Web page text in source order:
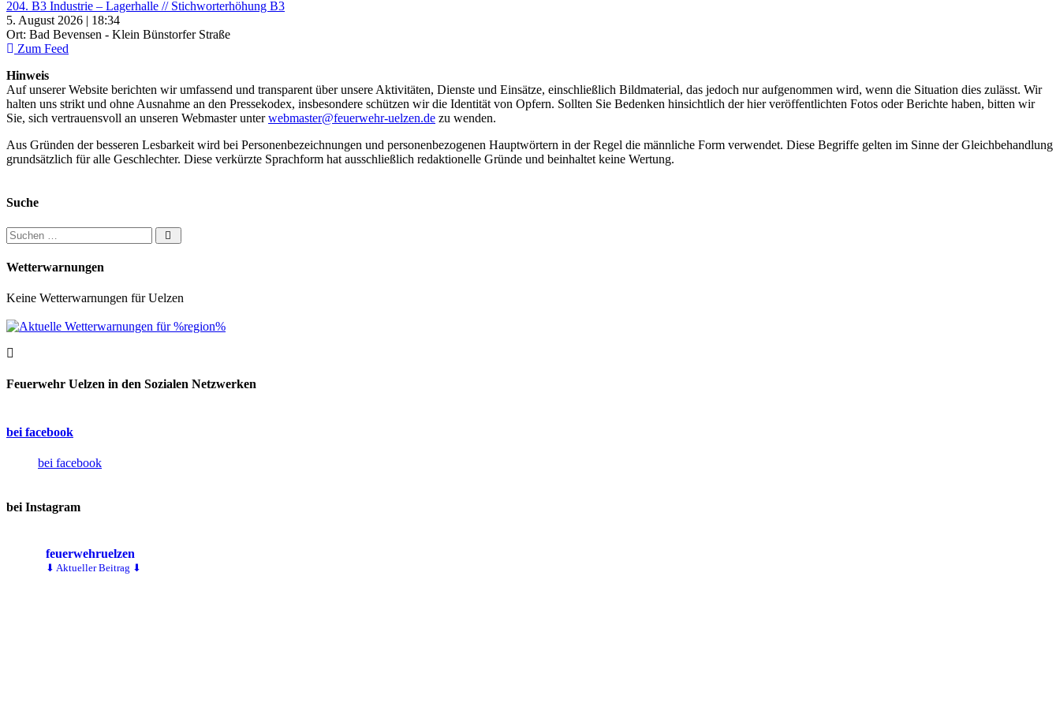
204. B3 Industrie – Lagerhalle // Stichworterhöhung B3
5. August 2026 | 18:34
Ort: Bad Bevensen - Klein Bünstorfer Straße
Zum Feed
Hinweis
Auf unserer Website berichten wir umfassend und transparent über unsere Aktivitäten, Dienste und Einsätze, einschließlich Bildmaterial, das jedoch nur aufgenommen wird, wenn die Situation dies zulässt. Wir
halten uns strikt und ohne Ausnahme an den Pressekodex, insbesondere schützen wir die Identität von Opfern. Sollten Sie Bedenken hinsichtlich der hier veröffentlichten Fotos oder Berichte haben, bitten wir
Sie, sich vertrauensvoll an unseren Webmaster unterwebmaster@feuerwehr-uelzen.de zu wenden.
Aus Gründen der besseren Lesbarkeit wird bei Personenbezeichnungen und personenbezogenen Hauptwörtern in der Regel die männliche Form verwendet. Diese Begriffe gelten im Sinne der Gleichbehandlung
grundsätzlich für alle Geschlechter. Diese verkürzte Sprachform hat ausschließlich redaktionelle Gründe und beinhaltet keine Wertung.
Suche
Suchen nach:
Wetterwarnungen
Keine Wetterwarnungen für Uelzen
Feuerwehr Uelzen in den Sozialen Netzwerken
bei facebook
bei facebook
bei Instagram
feuerwehruelzen
⬇ Aktueller Beitrag ⬇